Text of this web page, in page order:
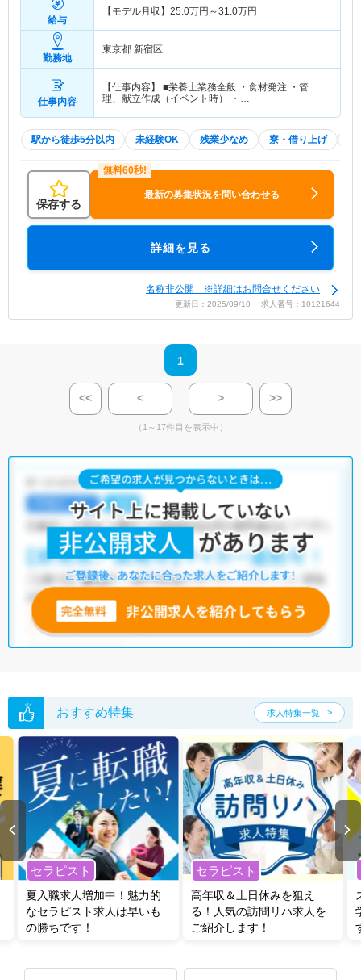
給与
【モデル月収】 25.0万円～31.0万円
勤務地
東京都 新宿区
仕事内容
【仕事内容】 ■栄養士業務全般 ・食材発注 ・管
理、献立作成（イベント時） ・…
駅から徒歩5分以内 未経験OK 残業少なめ 寮・借り上げ
保存する
最新の募集状況を問い合わせる
詳細を見る
名称非公開 ※詳細はお問合せください
更新日：2025/09/10 求人番号：10121644
1
<< < > >>
（1～17件目を表示中）
おすすめ特集 求人特集一覧
セラピスト
夏入職求人増加中！魅力的
なセラピスト求人は早いも
の勝ちです！
セラピスト
高年収＆土日休みを狙え
る！人気の訪問リハ求人を
ご紹介します！